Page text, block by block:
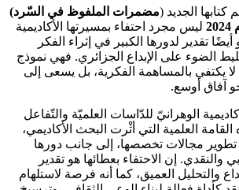
كتابها الجديد (مضمرات الملفوظ في السّرد)
ليس مجرد احتفاء بمسيرتها الأكاديمية
أيضًا تقدير لدورها الكبير في إثراء الفكر
الضوء على الإبداع الجزائري. فهي نموذج
يكتفي بالمساهمة الفكرية، بل يسعى إلى
آفاق أوسع.
الوهرانيّ للدّاسات العلميّة والتّفاعل
العلمية التي أثْرت البحث الأكاديمي،
مجالات تخصصها، إلى جانب دورها
والنقدي. إن الاحتفاء بعطائها هو تقدير
والتحليل العميق، كما أنه فرصة لاستلهام